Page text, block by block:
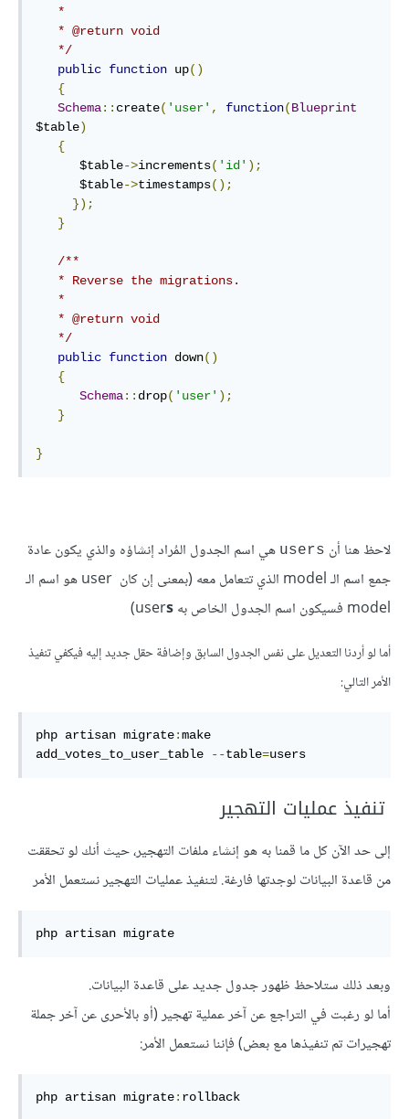
   */
public function up()
{
Schema:: create( 'user' , function(Blueprint
$table)
{
      $table
->increments( 'id' );
      $table
->timestamps();
});
}
/**
   */
public function down()
{
Schema:: drop( 'user' );
}
}
لاحظ هنا أن users هي اسم الجدول المُراد إنشاؤه والذي يكون عادة
جمع اسم الـ model الذي تتعامل معه (بمعنى إن كان user هو اسم الـ
model فسيكون اسم الجدول الخاص به user
s
)
أما لو أردنا التعديل على نفس الجدول السابق وإضافة حقل جديد إليه فيكفي تنفيذ
الأمر التالي:
php artisan migrate:make
add_votes_to_user_table
--table=users
تنفيذ عمليات التهجير
إلى حد الآن كل ما قمنا به هو إنشاء ملفات التهجير، حيث أنك لو تحققت
من قاعدة البيانات لوجدتها فارغة. لتنفيذ عمليات التهجير نستعمل الأمر
php artisan migrate
وبعد ذلك ستلاحظ ظهور جدول جديد على قاعدة البيانات.
أما لو رغبت في التراجع عن آخر عملية تهجير (أو بالأحرى عن آخر جملة
تهجيرات تم تنفيذها مع بعض) فإننا نستعمل الأمر:
php artisan migrate: rollback